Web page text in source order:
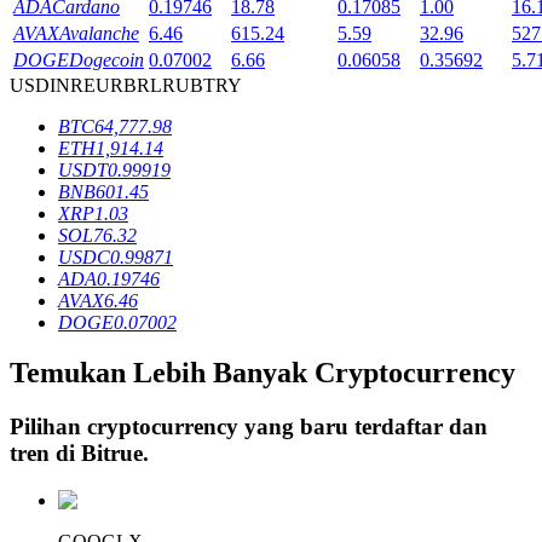
Penguncian BTR
Investasi eksklusif untuk pemegang BTR
Pinjaman
ADACardano 0.19746 18.78 0.17085 1.00
AVAXAvalanche 6.46 615.24 5.59 32.96
DOGEDogecoin 0.07002 6.66 0.06058 0.35692
USDINREURBRLRUBTRY
BTC64,777.98
ETH1,914.14
USDT0.99919
BNB601.45
XRP1.03
SOL76.32
USDC0.99871
ADA0.19746
AVAX6.46
DOGE0.07002
Temukan Lebih Banyak Cryptocurrency
Pilihan cryptocurrency yang baru terdaftar dan
tren di Bitrue.